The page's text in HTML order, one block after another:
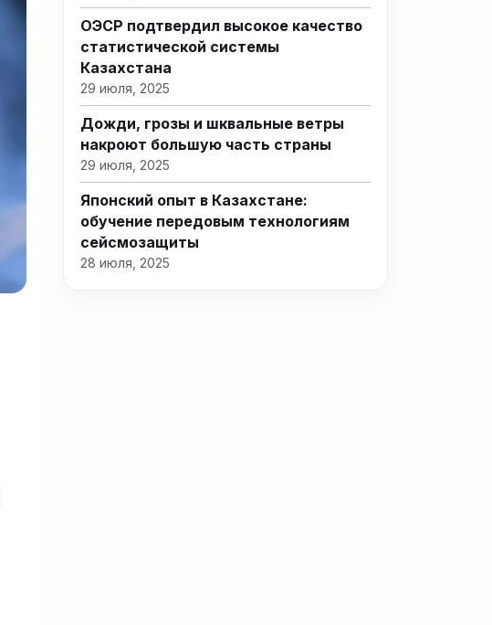
ОЭСР подтвердил высокое качество
статистической системы
Казахстана
29 июля, 2025
Дожди, грозы и шквальные ветры
накроют большую часть страны
29 июля, 2025
Японский опыт в Казахстане:
обучение передовым технологиям
сейсмозащиты
28 июля, 2025